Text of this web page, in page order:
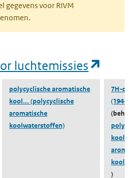
Naar ZZS in afval Zoeker
gegevens voor RIVM
luchtemissies
polycyclische aromatische
kool... (polycyclische
aromatische
koolwaterstoffen)
7H-
(194-
kool...
)